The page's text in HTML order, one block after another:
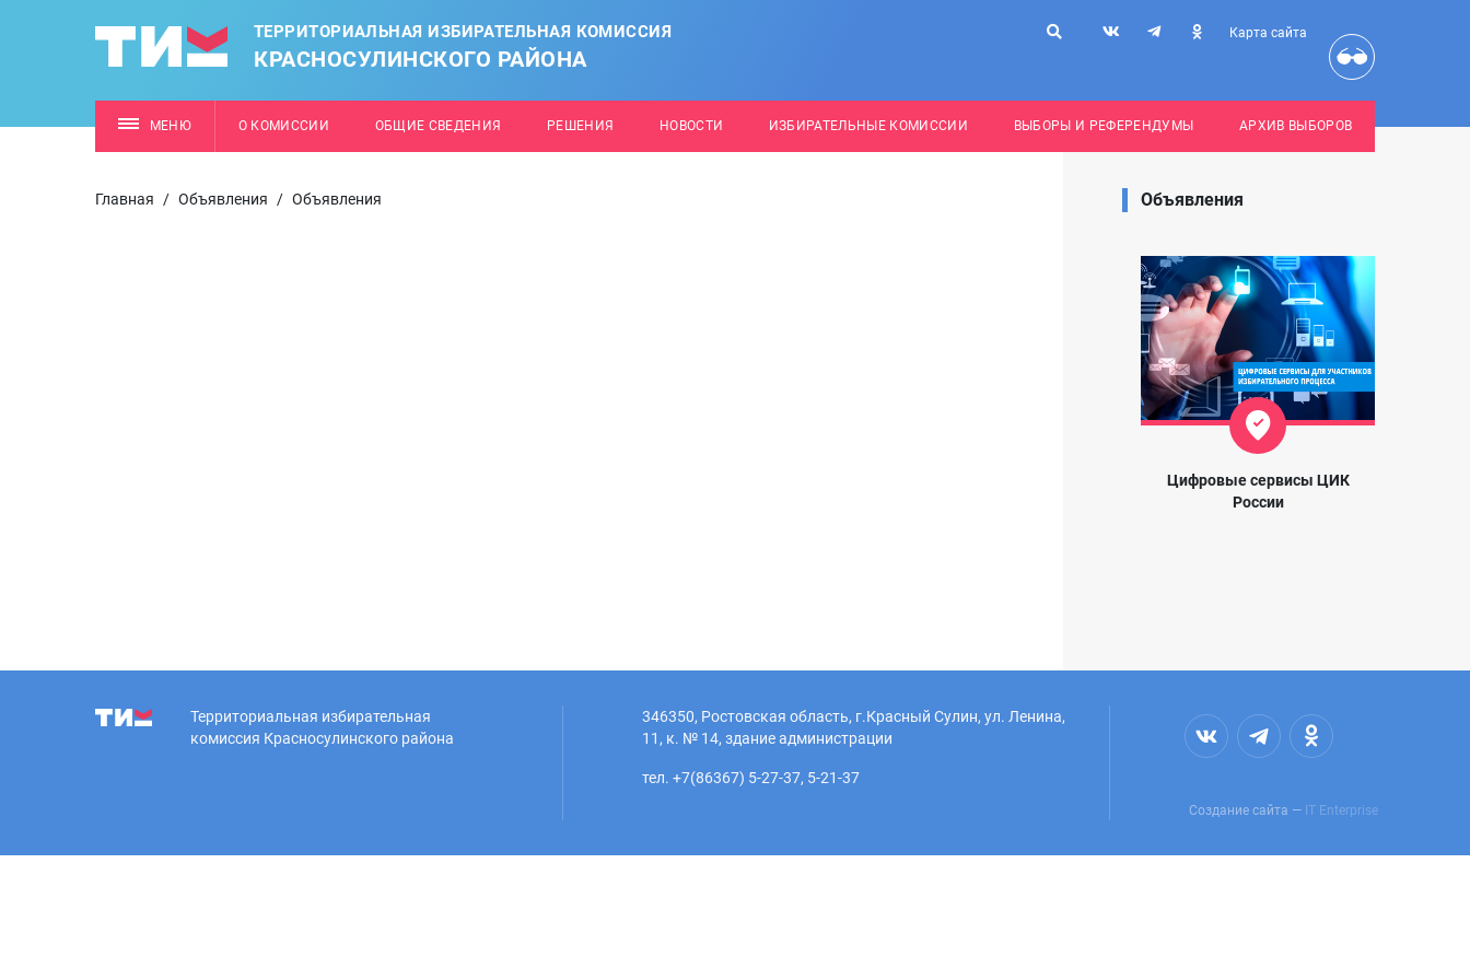
ТЕРРИТОРИАЛЬНАЯ ИЗБИРАТЕЛЬНАЯ КОМИССИЯ
КРАСНОСУЛИНСКОГО РАЙОНА
Карта сайта
МЕНЮ О КОМИССИИ ОБЩИЕ СВЕДЕНИЯ РЕШЕНИЯ НОВОСТИ ИЗБИРАТЕЛЬНЫЕ КОМИССИИ ВЫБОРЫ И РЕФЕРЕНДУМЫ АРХИВ ВЫБОРОВ
Главная / Объявления / Объявления Объявления
Цифровые сервисы ЦИК
России
Территориальная избирательная
комиссия Красносулинского района
346350, Ростовская область, г.Красный Сулин, ул. Ленина,
11, к. № 14, здание администрации
тел. +7(86367) 5-27-37, 5-21-37
Создание сайта — IT Enterprise